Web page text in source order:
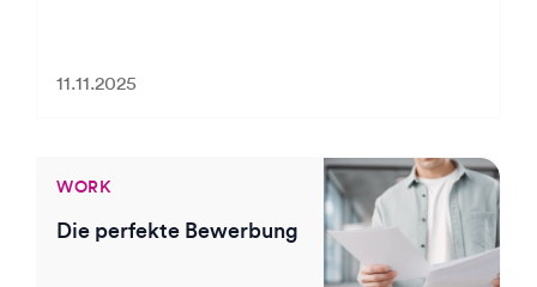
11.11.2025
WORK
Die perfekte Bewerbung